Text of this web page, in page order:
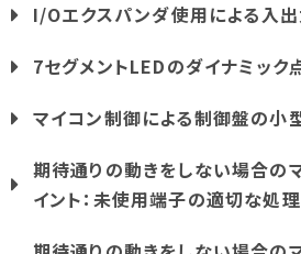
I/Oエクスパンダ使用による入
7セグメントLEDのダイナミッ
マイコン制御による制御盤の小
期待通りの動きをしない場合の
イント：未使用端子の適切な処理